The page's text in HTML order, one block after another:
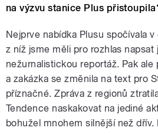
na výzvu stanice Plus
Nejprve nabídka Plusu spočívala
z níž jsme měli pro rozhlas napsat
nežurnalistickou reportáž. Pak ale
a zakázka se změnila na text pro
příznačné. Zpráva z regionů
Tendence naskakovat na jediné
bohužel mnohem silnější než dřív.